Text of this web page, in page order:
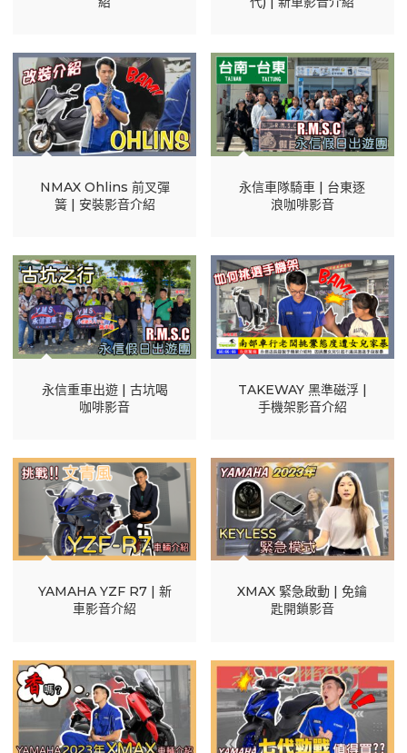
NMAX Ohlins 前叉彈
簧 | 安裝影音介紹
永信車隊騎車 | 台東逐
浪咖啡影音
永信重車出遊 | 古坑喝
咖啡影音
TAKEWAY 黑準磁浮 |
手機架影音介紹
YAMAHA YZF R7 | 新
車影音介紹
XMAX 緊急啟動 | 免鑰
匙開鎖影音